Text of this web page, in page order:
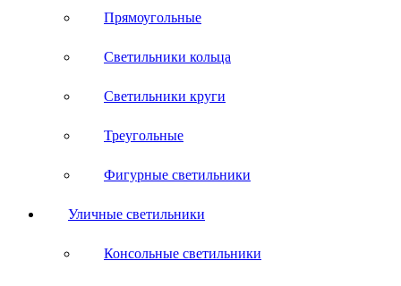
Прямоугольные
Светильники кольца
Светильники круги
Треугольные
Фигурные светильники
Уличные светильники
Консольные светильники